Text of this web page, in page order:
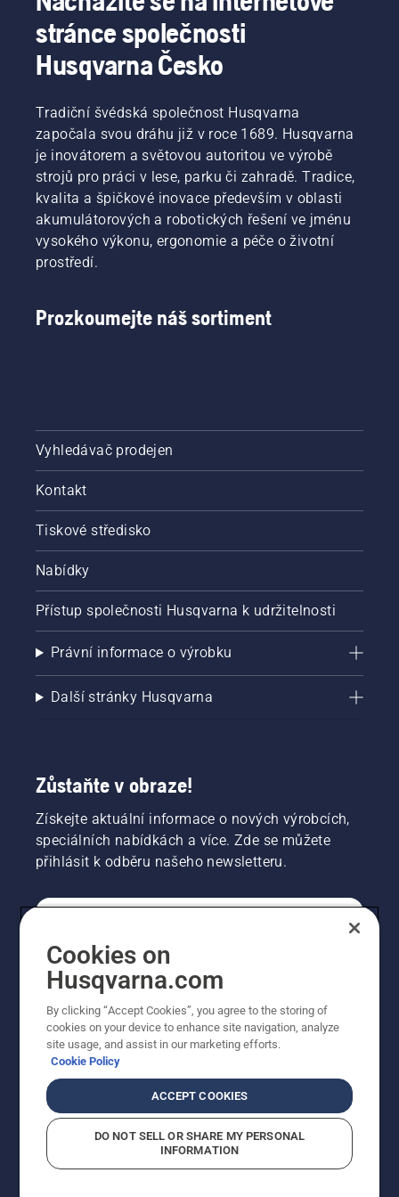
systém
mazání
řetězu
vaší pily
Nejprve
zkontrolujte
hladinu
oleje.
řetězovou
pilu
a zkontrolujte,
vypnutá.
Zvyšte
kmene
Olej na
funguje.
nejistoty
a plně se
soustředit
na práci.
stránce společnosti
Husqvarna Česko
Tradiční švédská společnost Husqvarna
započala svou dráhu již v roce 1689. Husqvarna
je inovátorem a světovou autoritou ve výrobě
strojů pro práci v lese, parku či zahradě. Tradice,
kvalita a špičkové inovace především v oblasti
akumulátorových a robotických řešení ve jménu
vysokého výkonu, ergonomie a péče o životní
prostředí.
Prozkoumejte náš sortiment
Vyhledávač prodejen
Kontakt
Tiskové středisko
Nabídky
Přístup společnosti Husqvarna k udržitelnosti
Právní informace o výrobku
Další stránky Husqvarna
Zůstaňte v obraze!
Získejte aktuální informace o nových výrobcích,
speciálních nabídkách a více. Zde se můžete
přihlásit k odběru našeho newsletteru.
PROFESIONÁLNÍ
Cookies on
Husqvarna.com
By clicking “Accept Cookies”, you agree to the storing of
cookies on your device to enhance site navigation, analyze
site usage, and assist in our marketing efforts.
Cookie Policy
ACCEPT COOKIES
DO NOT SELL OR SHARE MY PERSONAL
INFORMATION